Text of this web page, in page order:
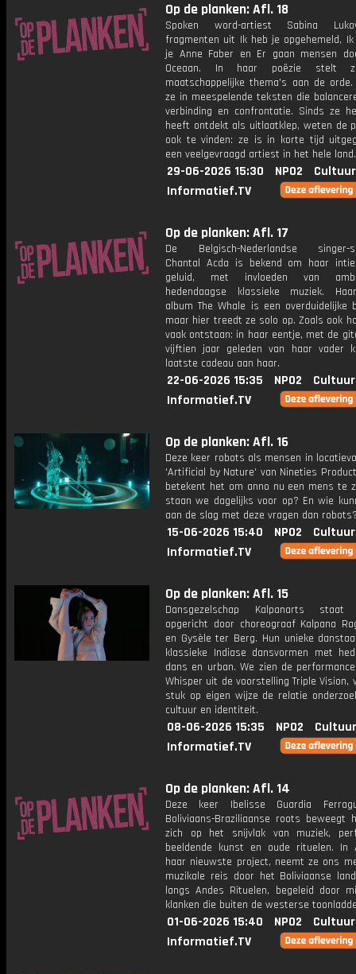
Op de planken: Afl. 18
Spoken word-artiest Sabina
fragmenten uit Ik heb je opgehemeld,
je Anne Faber en Er gaan mensen
Oceaan. In haar poëzie stelt
maatschappelijke thema's aan de
ze in meespelende teksten die
verbinding en confrontatie. Sinds ze
heeft ontdekt als uitlaatklep, weten de
ook te vinden: ze is in korte tijd
een veelgevraagd artiest in het hele land.
29-06-2026 15:30 NPO2
Informatief.TV
Op de planken: Afl. 17
De Belgisch-Nederlandse singer-
Chantal Acda is bekend om haar
geluid, met invloeden van
hedendaagse klassieke muziek.
album The Whale is een overduidelijke
maar hier treedt ze solo op. Zoals ook
vaak ontstaan: in haar eentje, met de
vijftien jaar geleden van haar vader
laatste cadeau aan haar.
22-06-2026 15:35 NPO2
Informatief.TV
Op de planken: Afl. 16
Deze keer robots als mensen in
'Artificial by Nature' van Nineties
betekent het om anno nu een mens te
staan we dagelijks voor op? En wie
aan de slag met deze vragen dan
15-06-2026 15:40 NPO2
Informatief.TV
Op de planken: Afl. 15
Dansgezelschap Kalpanarts staat
opgericht door choreograaf Kalpana
en Gysèle ter Berg. Hun unieke
klassieke Indiase dansvormen met
dans en urban. We zien de
Whisper uit de voorstelling Triple Vision,
stuk op eigen wijze de relatie
cultuur en identiteit.
08-06-2026 15:35 NPO2
Informatief.TV
Op de planken: Afl. 14
Deze keer Ibelisse Guardia
Boliviaans-Braziliaanse roots beweegt
zich op het snijvlak van muziek,
beeldende kunst en oude rituelen. In
haar nieuwste project, neemt ze ons
muzikale reis door het Boliviaanse
langs Andes Rituelen, begeleid door
klanken die buiten de westerse
01-06-2026 15:40 NPO2
Informatief.TV